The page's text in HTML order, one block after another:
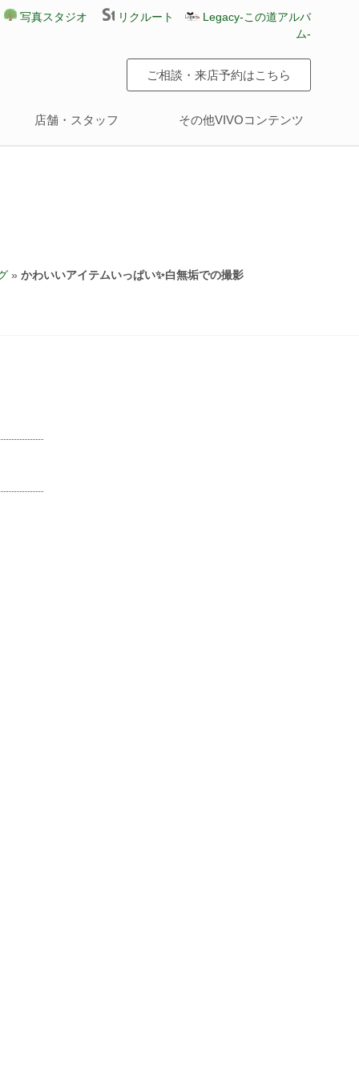
写真スタジオ リクルート
Legacy-この道アルバ
ム-
ご相談・来店予約はこちら
店舗・スタッフ その他VIVOコンテンツ
» かわいいアイテムいっぱい✨白無垢での撮影